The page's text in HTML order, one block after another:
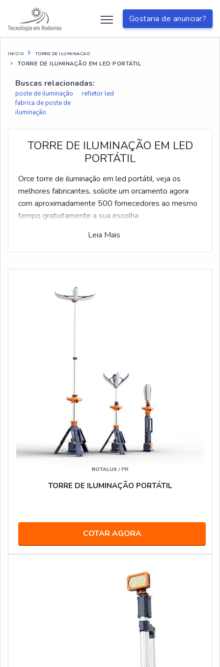
Gostaria de anunciar?
INÍCIO TORRE DE ILUMINACAO
TORRE DE ILUMINAÇÃO EM LED PORTÁTIL
Buscas relacionadas:
poste de iluminação
refletor led
fabrica de poste de
iluminação
TORRE DE ILUMINAÇÃO EM LED
PORTÁTIL
Orce torre de iluminação em led portátil, veja os
melhores fabricantes, solicite um orcamento agora
com aproximadamente 500 fornecedores ao mesmo
tempo gratuitamente a sua escolha
Leia Mais
ROTALUX/ PR
TORRE DE ILUMINAÇÃO PORTÁTIL
COTAR AGORA